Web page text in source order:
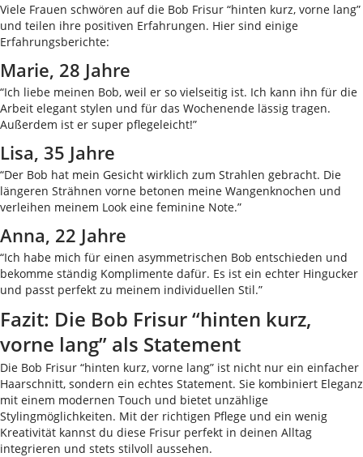
Viele Frauen schwören auf die Bob Frisur “hinten kurz, vorne lang”
und teilen ihre positiven Erfahrungen. Hier sind einige
Erfahrungsberichte:
Marie, 28 Jahre
“Ich liebe meinen Bob, weil er so vielseitig ist. Ich kann ihn für die
Arbeit elegant stylen und für das Wochenende lässig tragen.
Außerdem ist er super pflegeleicht!”
Lisa, 35 Jahre
“Der Bob hat mein Gesicht wirklich zum Strahlen gebracht. Die
längeren Strähnen vorne betonen meine Wangenknochen und
verleihen meinem Look eine feminine Note.”
Anna, 22 Jahre
“Ich habe mich für einen asymmetrischen Bob entschieden und
bekomme ständig Komplimente dafür. Es ist ein echter Hingucker
und passt perfekt zu meinem individuellen Stil.”
Fazit: Die Bob Frisur “hinten kurz,
vorne lang” als Statement
Die Bob Frisur “hinten kurz, vorne lang” ist nicht nur ein einfacher
Haarschnitt, sondern ein echtes Statement. Sie kombiniert Eleganz
mit einem modernen Touch und bietet unzählige
Stylingmöglichkeiten. Mit der richtigen Pflege und ein wenig
Kreativität kannst du diese Frisur perfekt in deinen Alltag
integrieren und stets stilvoll aussehen.